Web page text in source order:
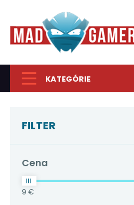
KATEGÓRIE
FILTER
Cena
9 €